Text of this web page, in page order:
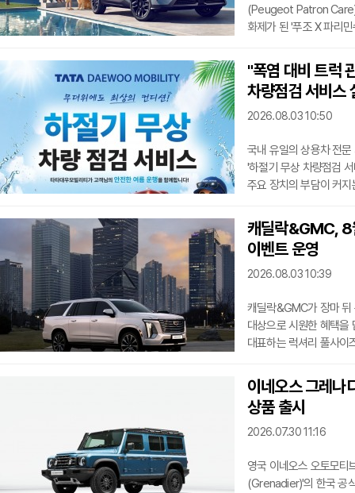
(Peugeot Patron Care)'
화제가 된 '푸조 X 파리
차원의 책임감 있는 케
구매부터 사후 관리(A/
예정이다.우선 푸조는
보증 기간에 2년 보증을
"폭염 대비 트럭
차량점검 서비스
2026.08.03 10:50
국내 유일의 상용차 전
'하절기 무상 차량점검
주요 장치의 부담이 커
네트워크에 입고하는 차
HVAC(에어컨 필터 상
주기 안내 및 상태), 냉
자세한 내용은 타타대우
캐딜락&GMC, 8
이벤트 운영
2026.08.03 10:39
캐딜락&GMC가 장마 뒤
대상으로 시원한 혜택을
대표하는 럭셔리 풀사이
혜택을 제공한다. GM
할인이 적용되며, 기존
에스컬레이드(ESV 포
할인 혜택이 별도로 제공
이네오스 그레나
상품 출시
2026.07.30 11:16
영국 이네오스 오토모
(Grenadier)'의 한국 공